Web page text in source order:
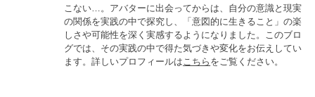
こない…。アバターに出会ってからは、自分の意識と現実
の関係を実践の中で探究し、「意図的に生きること」の楽
しさや可能性を深く実感するようになりました。このブロ
グでは、その実践の中で得た気づきや変化をお伝えしてい
ます。詳しいプロフィールは こちら をご覧ください。